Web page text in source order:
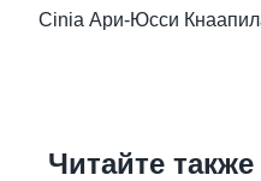
Cinia Ари-Юсси
Читайте также